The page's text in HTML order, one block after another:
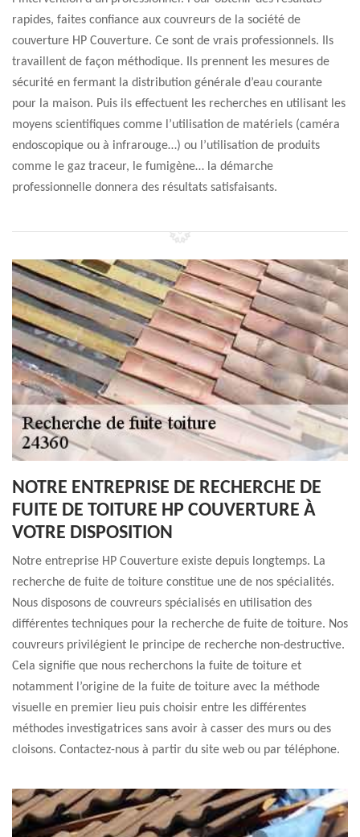
rapides, faites confiance aux couvreurs de la société de
couverture HP Couverture. Ce sont de vrais professionnels. Ils
travaillent de façon méthodique. Ils prennent les mesures de
sécurité en fermant la distribution générale d’eau courante
pour la maison. Puis ils effectuent les recherches en utilisant les
moyens scientifiques comme l’utilisation de matériels (caméra
endoscopique ou à infrarouge…) ou l’utilisation de produits
comme le gaz traceur, le fumigène… la démarche
professionnelle donnera des résultats satisfaisants.
NOTRE ENTREPRISE DE RECHERCHE DE
FUITE DE TOITURE HP COUVERTURE À
VOTRE DISPOSITION
Notre entreprise HP Couverture existe depuis longtemps. La
recherche de fuite de toiture constitue une de nos spécialités.
Nous disposons de couvreurs spécialisés en utilisation des
différentes techniques pour la recherche de fuite de toiture. Nos
couvreurs privilégient le principe de recherche non-destructive.
Cela signifie que nous recherchons la fuite de toiture et
notamment l’origine de la fuite de toiture avec la méthode
visuelle en premier lieu puis choisir entre les différentes
méthodes investigatrices sans avoir à casser des murs ou des
cloisons. Contactez-nous à partir du site web ou par téléphone.